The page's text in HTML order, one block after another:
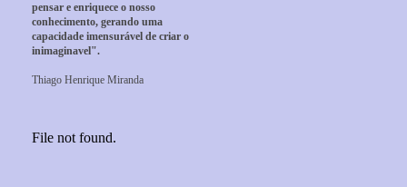
pensar e enriquece o nosso
conhecimento, gerando uma
capacidade imensurável de criar o
inimaginavel".
Thiago Henrique Miranda